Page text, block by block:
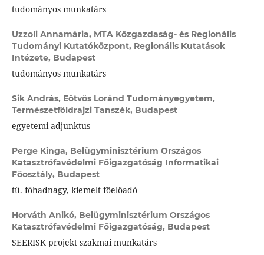
tudományos munkatárs
Uzzoli Annamária, MTA Közgazdaság- és Regionális
Tudományi Kutatóközpont, Regionális Kutatások
Intézete, Budapest
tudományos munkatárs
Sik András, Eötvös Loránd Tudományegyetem,
Természetföldrajzi Tanszék, Budapest
egyetemi adjunktus
Perge Kinga, Belügyminisztérium Országos
Katasztrófavédelmi Főigazgatóság Informatikai
Főosztály, Budapest
tű. főhadnagy, kiemelt főelőadó
Horváth Anikó, Belügyminisztérium Országos
Katasztrófavédelmi Főigazgatóság, Budapest
SEERISK projekt szakmai munkatárs